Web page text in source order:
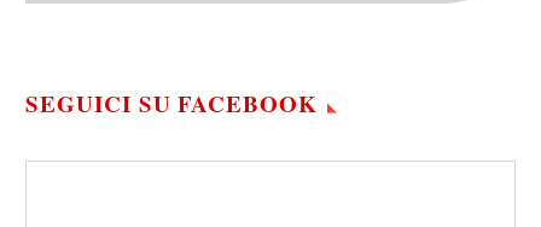
SEGUICI SU FACEBOOK